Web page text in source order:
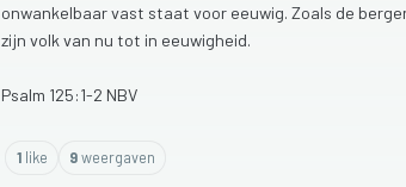
onwankelbaarvast staat voor eeuwig. Zoals de
zijn volk van nu tot in eeuwigheid.
Psalm 125:1-2 NBV
1like 9weergaven